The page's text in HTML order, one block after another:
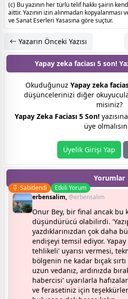
(c) Bu yazının her türlü telif hakkı şairin
aittir. Yazının izin alınmadan kopyalanması
ve Sanat Eserleri Yasasına göre suçtur.
Yazarın Önceki Yazısı
Yapay zeka faciası 5 son!
Okuduğunuz Yapay zeka
düşüncelerinizi diğer
misiniz?
Yapay Zeka Faciası 5 Son!
üye
Üyelik Girişi Yap
Yorumlar
Sabitlendi
Etkili Yorum
erbensalim,@erbensalim
Onur Bey, bir final ancak bu
düşündürücü olabilirdi.
yazdıklarınızdan çok daha
endişeyi temsil ediyor.
tehlikeli' uyarısı vermesi,
bölgenin ne kadar bıçak
uzun vedanız, ardınızda
habercisi' uyarılarla
ve ferasetiniz için